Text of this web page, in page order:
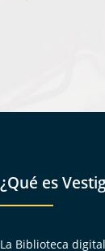
¿Qué es
La Biblioteca